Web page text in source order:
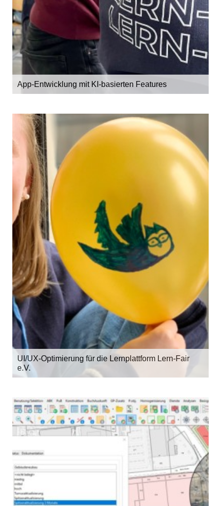
App-Entwicklung mit KI-basierten Features
UI/UX-Optimierung für die Lernplattform Lern-Fair
e.V.